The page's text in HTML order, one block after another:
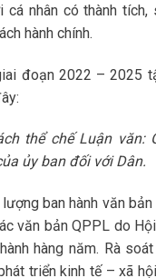
nhân có thành tích,
hành chính.
đoạn 2022 – 2025
thể chế Luận văn:
ủy ban đối với Dân.
ban hành văn
văn bản QPPL do
hàng năm. Rà
triển kinh tế – xã